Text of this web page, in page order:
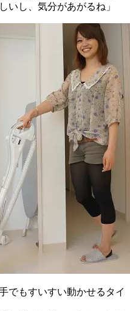
いし、気分があがるね」
でもすいすい動かせるタイ